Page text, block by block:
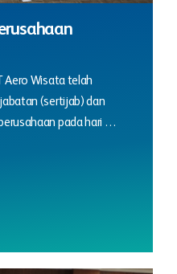
Aero Wisata telah
(sertijab) dan
pada hari …